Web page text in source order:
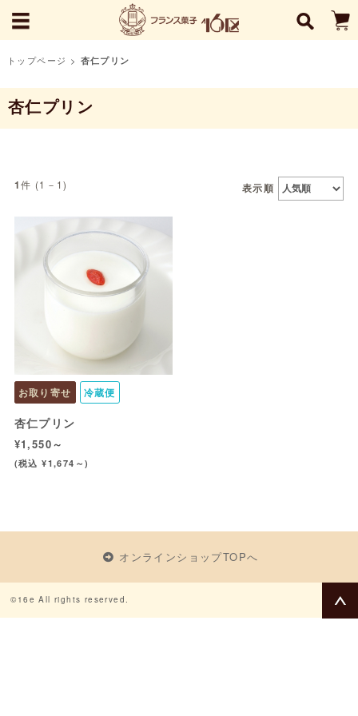
トップページ > 杏仁プリン
杏仁プリン
1件 (1－1) 表示順
お取り寄せ 冷蔵便
杏仁プリン
¥1,550～
(税込 ¥1,674～)
オンラインショップTOPへ
©16e All rights reserved.